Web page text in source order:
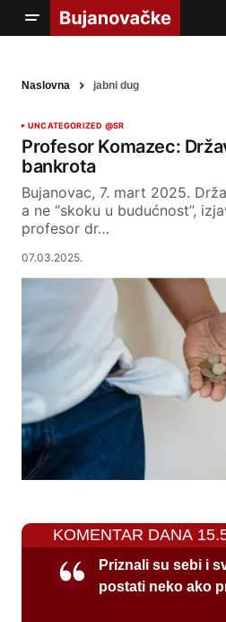
Naslovna jabni dug
UNCATEGORIZED @SR
Profesor Komazec:
bankrota
Bujanovac, 7. mart 2025.
a ne “skoku u budućnost”,
profesor dr…
07.03.2025.
KOMENTAR DANA
Priznali su sebi i
postati neko ako